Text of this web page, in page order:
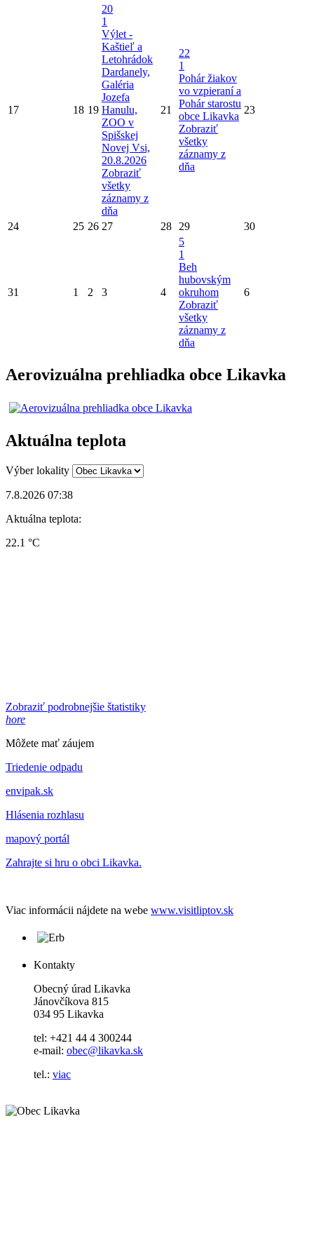
17 18 19
20
1
Výlet -
Kaštieľ a
Letohrádok
Dardanely,
Galéria
Jozefa
Hanulu,
ZOO v
Spišskej
Novej Vsi,
20.8.2026
Zobraziť
všetky
záznamy z
dňa
21
22
1
Pohár žiakov
vo vzpieraní a
Pohár starostu
obce Likavka
Zobraziť
všetky
záznamy z
dňa
23
24 25 26 27 28 29 30
31 1 2 3 4
5
1
Beh
hubovským
okruhom
Zobraziť
všetky
záznamy z
dňa
6
Aerovizuálna prehliadka obce Likavka
Aktuálna teplota
Výber lokality
7.8.2026 07:38
Aktuálna teplota:
22.1 °C
Zobraziť podrobnejšie štatistiky
hore
Môžete mať záujem
Triedenie odpadu
envipak.sk
Hlásenia rozhlasu
mapový portál
Zahrajte si hru o obci Likavka.
Viac informácii nájdete na webe www.visitliptov.sk
Kontakty
Obecný úrad Likavka
Jánovčíkova 815
034 95 Likavka
tel: +421 44 4 300244
e-mail: obec@likavka.sk
tel.: viac